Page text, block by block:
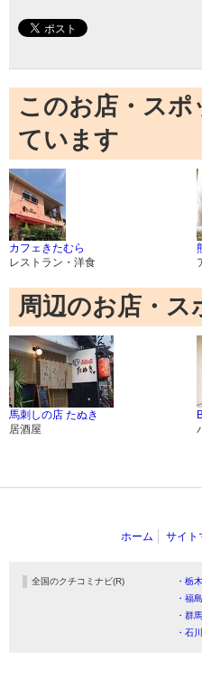
このお店・ス
ています
カフェきたむら
レストラン・洋食
周辺のお店・ス
馬刺しの店 たぬき
居酒屋
ホーム サイト
全国のクチコミナビ(R) ・栃
・福
・群
・石